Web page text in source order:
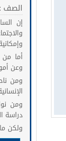
الصف :
إن
أما من
وعن
ومن
ومن
دراسة
ولكن